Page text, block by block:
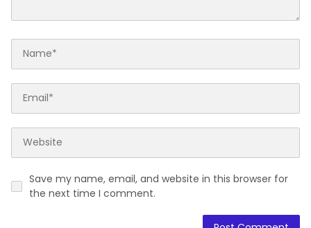
Save my name, email, and website in this browser for
the next time I comment.